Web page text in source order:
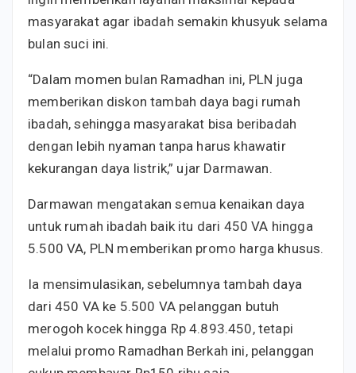
masyarakat agar ibadah semakin khusyuk selama
bulan suci ini.
“Dalam momen bulan Ramadhan ini, PLN juga
memberikan diskon tambah daya bagi rumah
ibadah, sehingga masyarakat bisa beribadah
dengan lebih nyaman tanpa harus khawatir
kekurangan daya listrik,” ujar Darmawan.
Darmawan mengatakan semua kenaikan daya
untuk rumah ibadah baik itu dari 450 VA hingga
5.500 VA, PLN memberikan promo harga khusus.
Ia mensimulasikan, sebelumnya tambah daya
dari 450 VA ke 5.500 VA pelanggan butuh
merogoh kocek hingga Rp 4.893.450, tetapi
melalui promo Ramadhan Berkah ini, pelanggan